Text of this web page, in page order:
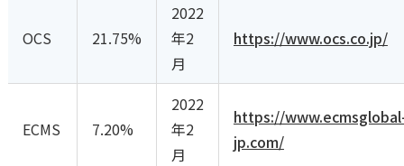
OCS 21.75%
2022
年2
月
https://www.ocs.co.jp/
ECMS 7.20%
2022
年2
月
https://
jp.com/